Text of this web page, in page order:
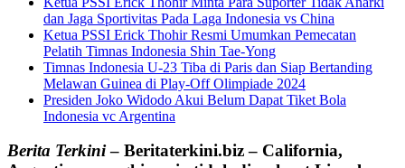
dan Jaga Sportivitas Pada Laga Indonesia vs China
Ketua PSSI Erick Thohir Resmi Umumkan Pemecatan
Pelatih Timnas Indonesia Shin Tae-Yong
Timnas Indonesia U-23 Tiba di Paris dan Siap Bertanding
Melawan Guinea di Play-Off Olimpiade 2024
Presiden Joko Widodo Akui Belum Dapat Tiket Bola
Indonesia vc Argentina
Berita Terkini– Beritaterkini.biz– California,